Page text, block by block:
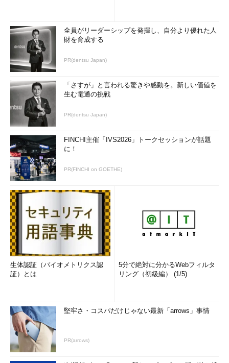
全員がリーダーシップを発揮し、自分より優れた人
財を育成する
PR(dentsu Japan)
「さすが」と言われる驚きや感動を。新しい価値を
生む電通の挑戦
PR(dentsu Japan)
FINCHI主催「IVS2026」トークセッションが話題
に！
PR(FINCHI on GOETHE)
生体認証（バイオメトリクス認
証）とは
5分で絶対に分かるWebフィルタ
リング（初級編） (1/5)
堅牢さ・コスパだけじゃない最新「arrows」事情
PR(arrows)